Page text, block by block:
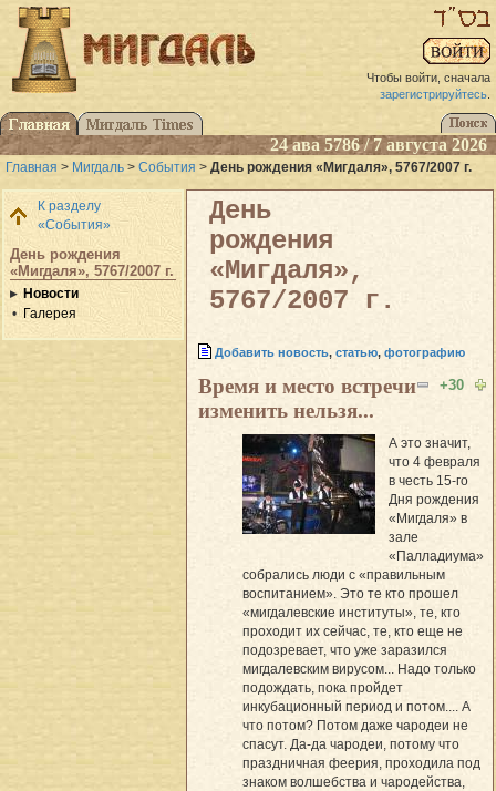
Чтобы войти, сначала
зарегистрируйтесь.
24 ава 5786 / 7 августа 2026
Главная > Мигдаль > События > День рождения «Мигдаля», 5767/2007 г.
К разделу
«События»
День рождения
«Мигдаля», 5767/2007 г.
Новости
Галерея
День
рождения
«Мигдаля»,
5767/2007 г.
Добавить новость, статью, фотографию
+30
Время и место встречи
изменить нельзя...
А это значит,
что 4 февраля
в честь 15-го
Дня рождения
«Мигдаля» в
зале
«Палладиума»
собрались люди с «правильным
воспитанием». Это те кто прошел
«мигдалевские институты», те, кто
проходит их сейчас, те, кто еще не
подозревает, что уже заразился
мигдалевским вирусом... Надо только
подождать, пока пройдет
инкубационный период и потом.... А
что потом? Потом даже чародеи не
спасут. Да-да чародеи, потому что
праздничная феерия, проходила под
знаком волшебства и чародейства,